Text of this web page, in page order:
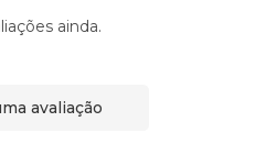
ainda.
avaliação